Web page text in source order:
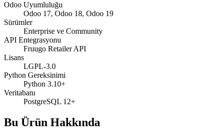
Odoo Uyumluluğu
Odoo 17, Odoo 18, Odoo 19
Sürümler
Enterprise ve Community
API Entegrasyonu
Fruugo Retailer API
Lisans
LGPL-3.0
Python Gereksinimi
Python 3.10+
Veritabanı
PostgreSQL 12+
Bu Ürün Hakkında